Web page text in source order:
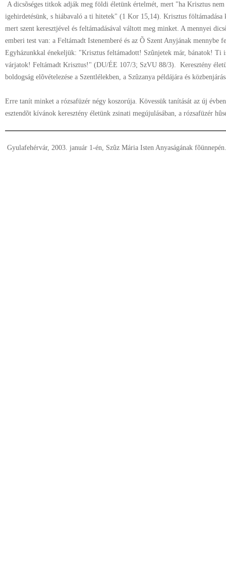
A dicsõséges titkok adják meg földi életünk értelmét, mert "ha Krisztus
igehirdetésünk, s hiábavaló a ti hitetek" (1 Kor 15,14). Krisztus föltámadása
mert szent keresztjével és feltámadásával váltott meg minket. A mennyei
emberi test van: a Feltámadt Istenemberé és az Õ Szent Anyjának mennybe
Egyházunkkal énekeljük: "Krisztus feltámadott! Szûnjetek már, bánatok! Ti
várjatok! Feltámadt Krisztus!" (DU/ÉE 107/3; SzVU 88/3). Keresztény
boldogság elõvételezése a Szentlélekben, a Szûzanya példájára és
Erre tanít minket a rózsafüzér négy koszorúja. Kövessük tanítását az új
esztendõt kívánok keresztény életünk zsinati megújulásában, a rózsafüzér
Gyulafehérvár, 2003. január 1-én, Szûz Mária Isten Anyaságának